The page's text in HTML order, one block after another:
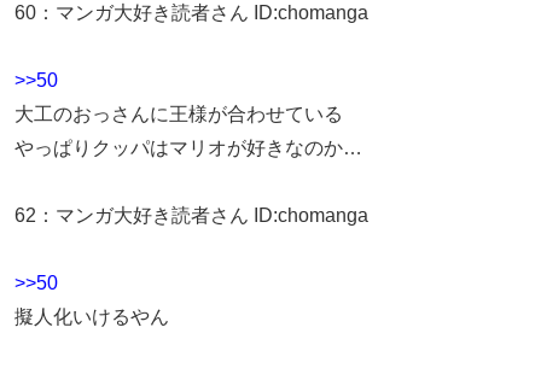
60 ： マンガ大好き読者さん ID:chomanga
>>50
大工のおっさんに王様が合わせている
やっぱりクッパはマリオが好きなのか…
62 ： マンガ大好き読者さん ID:chomanga
>>50
擬人化いけるやん